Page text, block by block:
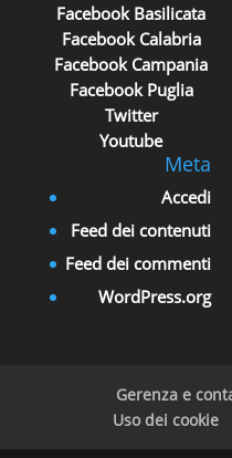
Facebook Basilicata
Facebook Calabria
Facebook Campania
Facebook Puglia
Twitter
Youtube
Meta
Accedi
Feed dei contenuti
Feed dei commenti
WordPress.org
Gerenza e
Uso dei cookie